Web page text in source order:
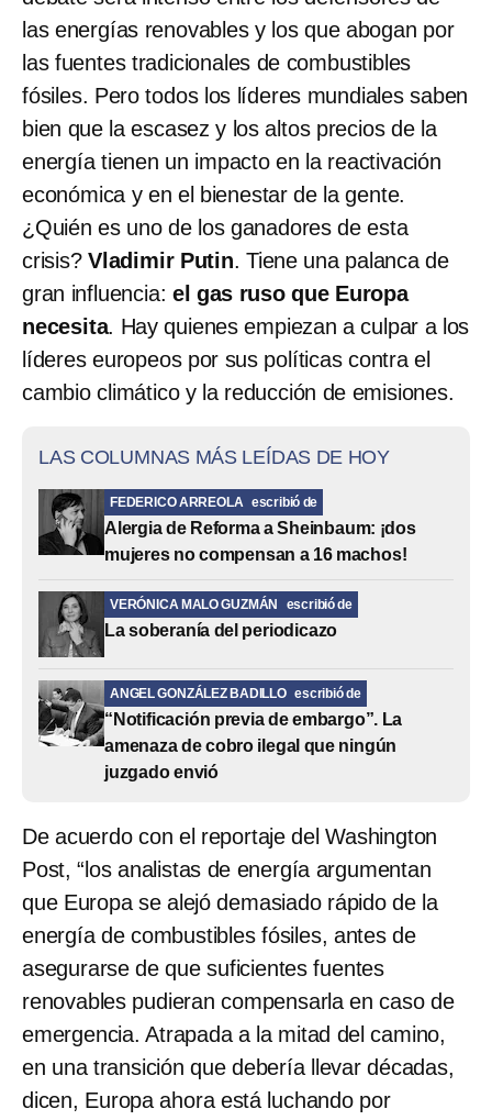
las energías renovables y los que abogan por
las fuentes tradicionales de combustibles
fósiles. Pero todos los líderes mundiales saben
bien que la escasez y los altos precios de la
energía tienen un impacto en la reactivación
económica y en el bienestar de la gente.
¿Quién es uno de los ganadores de esta
crisis? Vladimir Putin. Tiene una palanca de
gran influencia: el gas ruso que Europa
necesita. Hay quienes empiezan a culpar a los
líderes europeos por sus políticas contra el
cambio climático y la reducción de emisiones.
LAS COLUMNAS MÁS LEÍDAS DE HOY
FEDERICO ARREOLA escribió de
Alergia de Reforma a Sheinbaum: ¡dos
mujeres no compensan a 16 machos!
VERÓNICA MALO GUZMÁN escribió de
La soberanía del periodicazo
ANGEL GONZÁLEZ BADILLO escribió de
“Notificación previa de embargo”. La
amenaza de cobro ilegal que ningún
juzgado envió
De acuerdo con el reportaje del Washington
Post, “los analistas de energía argumentan
que Europa se alejó demasiado rápido de la
energía de combustibles fósiles, antes de
asegurarse de que suficientes fuentes
renovables pudieran compensarla en caso de
emergencia. Atrapada a la mitad del camino,
en una transición que debería llevar décadas,
dicen, Europa ahora está luchando por